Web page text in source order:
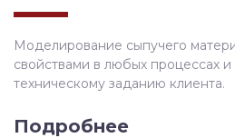
Моделирование сыпучего
свойствами в любых процессах и
техническому заданию клиента.
Подробнее